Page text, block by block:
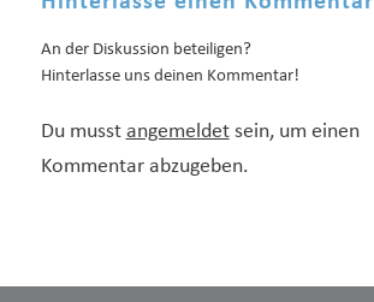
An der Diskussion beteiligen?
Hinterlasse uns deinen Kommentar!
Du musst angemeldetsein, um einen
Kommentar abzugeben.